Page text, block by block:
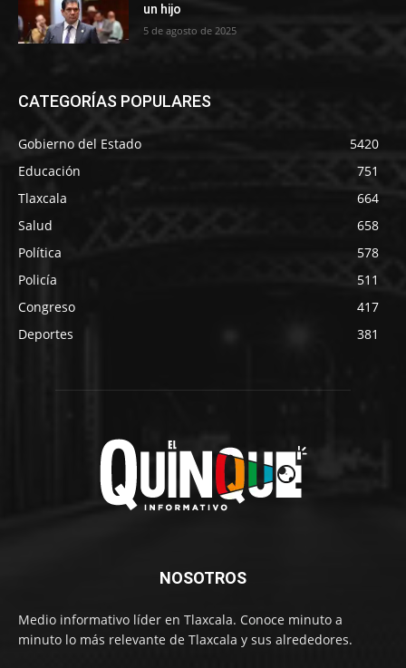
un hijo
5 de agosto de 2025
CATEGORÍAS POPULARES
Gobierno del Estado
5420
Educación
751
Tlaxcala
664
Salud
658
Política
578
Policía
511
Congreso
417
Deportes
381
NOSOTROS
Medio informativo líder en Tlaxcala. Conoce minuto a
minuto lo más relevante de Tlaxcala y sus alrededores.